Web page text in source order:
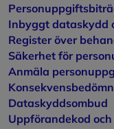
Inbyggt dataskydd
Register över
Säkerhet för
Anmäla
Dataskyddsombud
Uppförandekod